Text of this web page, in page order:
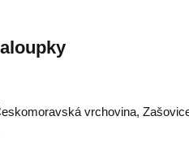
vrchovina,